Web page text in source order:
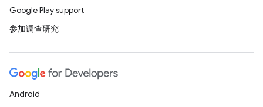
Google Play support
参加调查研究
Android